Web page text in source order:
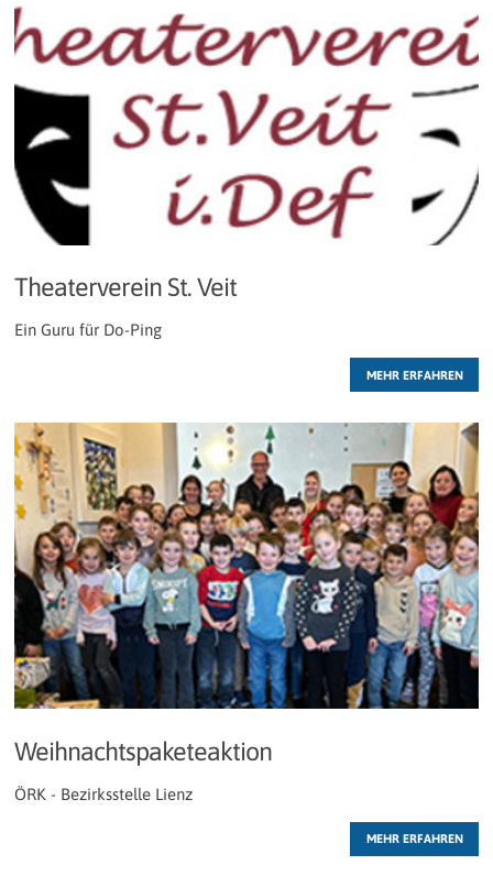
Theaterverein St. Veit
Ein Guru für Do-Ping
MEHR ERFAHREN
Weihnachtspaketeaktion
ÖRK - Bezirksstelle Lienz
MEHR ERFAHREN